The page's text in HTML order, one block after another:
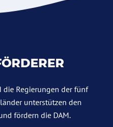
die Regierungen der fünf
unterstützen den
fördern die DAM.